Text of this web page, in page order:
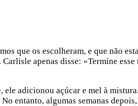
que os escolheram, e que não
apenas disse: «Termine
adicionou açúcar e mel à
entanto, algumas semanas